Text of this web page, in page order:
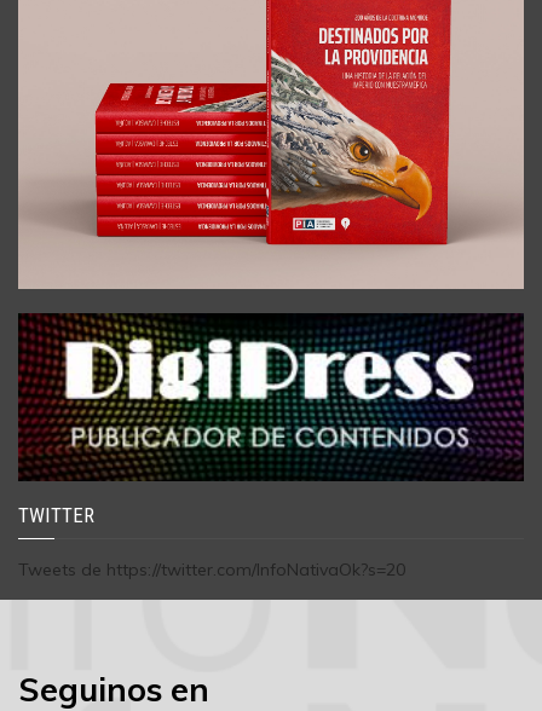
TWITTER
Tweets de https://twitter.com/InfoNativaOk?s=20
Seguinos en